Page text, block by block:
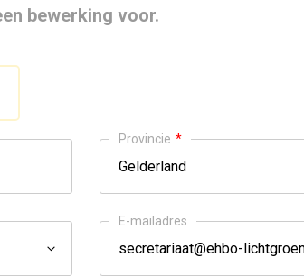
bewerking voor.
Provincie *
E-mailadres